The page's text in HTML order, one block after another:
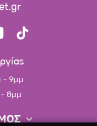
- 9μμ
- 8μμ